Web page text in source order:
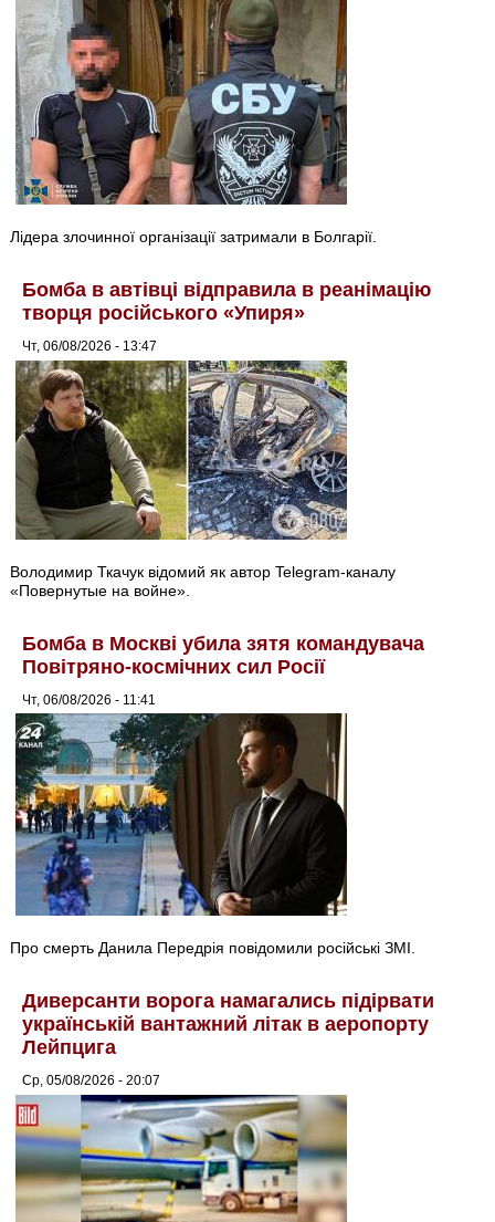
Лідера злочинної організації затримали в Болгарії.
Бомба в автівці відправила в реанімацію
творця російського «Упиря»
Чт, 06/08/2026 - 13:47
Володимир Ткачук відомий як автор Telegram-каналу
«Повернутые на войне».
Бомба в Москві убила зятя командувача
Повітряно-космічних сил Росії
Чт, 06/08/2026 - 11:41
Про смерть Данила Передрія повідомили російські ЗМІ.
Диверсанти ворога намагались підірвати
українській вантажний літак в аеропорту
Лейпцига
Ср, 05/08/2026 - 20:07